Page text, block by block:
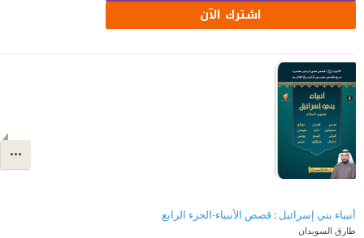
اشترك الآن
أنبياء بني إسرائيل : قصص الأنبياء-الجزء الرابع
طارق السويدان